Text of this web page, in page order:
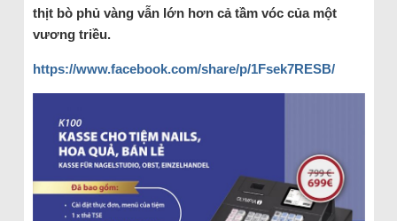
thịt bò phủ vàng vẫn lớn hơn cả tầm vóc của một
vương triều.
https://www.facebook.com/share/p/1Fsek7RESB/